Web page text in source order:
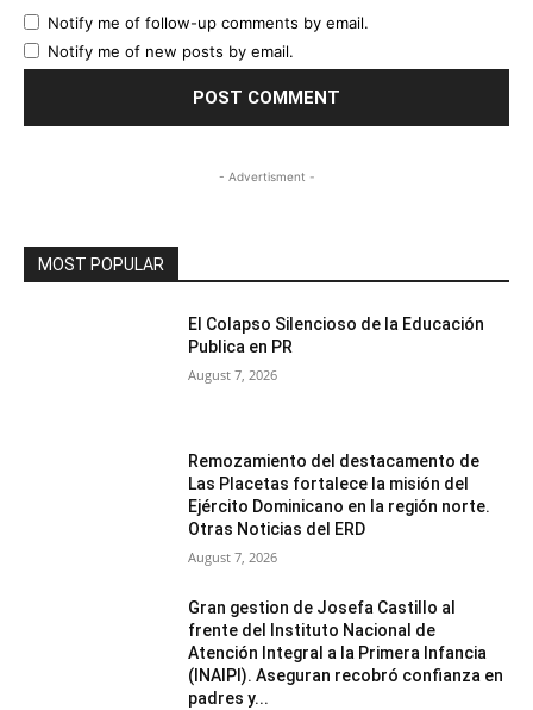
Notify me of follow-up comments by email.
Notify me of new posts by email.
- Advertisment -
MOST POPULAR
El Colapso Silencioso de la Educación
Publica en PR
August 7, 2026
Remozamiento del destacamento de
Las Placetas fortalece la misión del
Ejército Dominicano en la región norte.
Otras Noticias del ERD
August 7, 2026
Gran gestion de Josefa Castillo al
frente del Instituto Nacional de
Atención Integral a la Primera Infancia
(INAIPI). Aseguran recobró confianza en
padres y...